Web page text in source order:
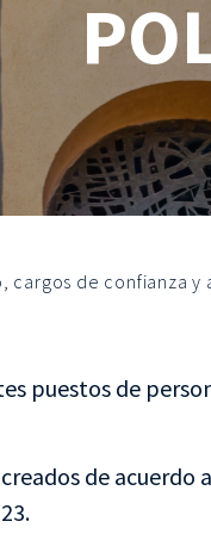
cargos de confianza y
puestos de
de acuerdo